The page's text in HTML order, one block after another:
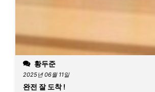
황두준
2025년 06월 11일
완전 잘 도착 !